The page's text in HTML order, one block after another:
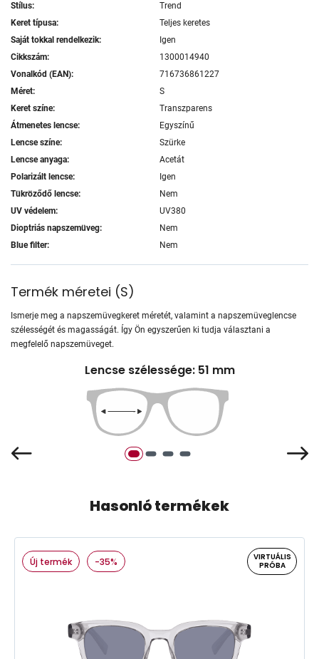
Stílus:
Trend
Keret típusa:
Teljes keretes
Saját tokkal rendelkezik:
Igen
Cikkszám:
1300014940
Vonalkód (EAN):
716736861227
Méret:
S
Keret színe:
Transzparens
Átmenetes lencse:
Egyszínű
Lencse színe:
Szürke
Lencse anyaga:
Acetát
Polarizált lencse:
Igen
Tükröződő lencse:
Nem
UV védelem:
UV380
Dioptriás napszemüveg:
Nem
Blue filter:
Nem
Termék méretei (S)
Ismerje meg a napszemüvegkeret méretét, valamint a napszemüveglencse
szélességét és magasságát. Így Ön egyszerűen ki tudja választani a
megfelelő napszemüveget.
Lencse szélessége: 51 mm
Hasonló termékek
Új termék -35%
VIRTUÁLIS
PRÓBA